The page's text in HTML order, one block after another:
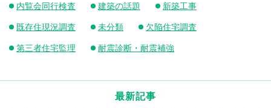
内覧会同行検査 建築の話題 新築工事
既存住現況調査 未分類 欠陥住宅調査
第三者住宅監理 耐震診断・耐震補強
最新記事